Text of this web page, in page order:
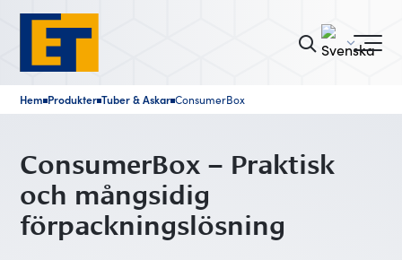
Hem■Produkter■Tuber & Askar■ConsumerBox
ConsumerBox – Praktisk
och mångsidig
förpackningslösning